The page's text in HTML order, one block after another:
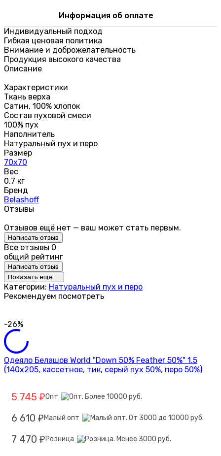
Информация об оплате
Индивидуальный подход
Гибкая ценовая политика
Внимание и доброжелательность
Продукция высокого качества
Описание
Характеристики
Ткань верха
Сатин, 100% хлопок
Состав пуховой смеси
100% пух
Наполнитель
Натуральный пух и перо
Размер
70х70
Вес
0.7 кг
Бренд
Belashoff
Отзывы
Отзывов ещё нет — ваш может стать первым.
Написать отзыв
Все отзывы 0
общий рейтинг
Написать отзыв
Показать ещё
Категории: Натуральный пух и перо
Рекомендуем посмотреть
-26%
Одеяло Белашов World "Down 50% Feather 50%" 1.5
(140х205, кассетное, тик, серый пух 50%, перо 50%)
5 745 ₽Опт
6 610 ₽ Малый опт
7 470 ₽ Розница